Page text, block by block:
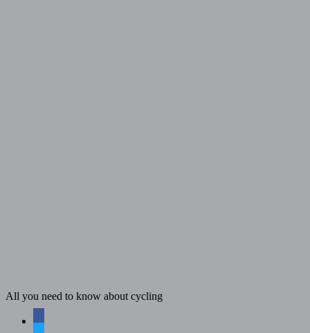
All you need to know about cycling